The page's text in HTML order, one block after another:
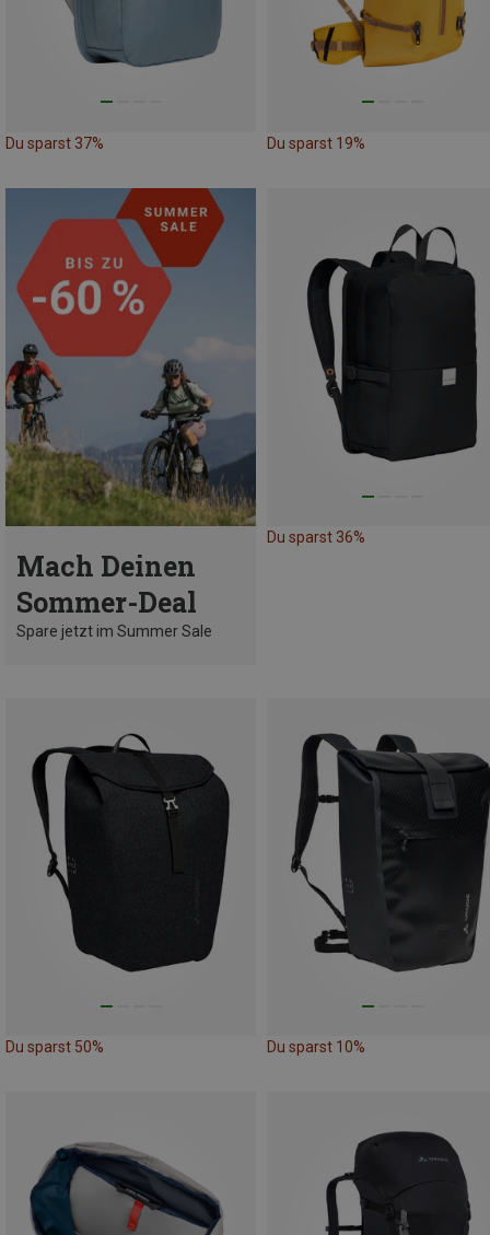
Du sparst 37% Du sparst 19%
Mach Deinen
Sommer-Deal
Spare jetzt im Summer Sale
Du sparst 36%
Du sparst 50% Du sparst 10%